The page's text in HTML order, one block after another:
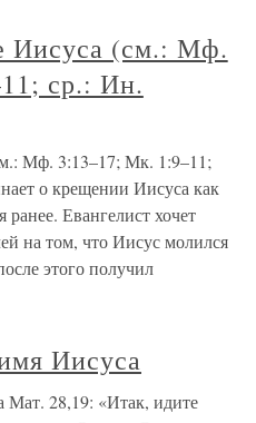
Иисуса (см.: Мф.
ср.: Ин.
Мф. 3:13–17; Мк. 1:9–11;
о крещении Иисуса как
Евангелист хочет
на том, что Иисус молился
этого получил
Иисуса
Мат. 28,19: «Итак, идите